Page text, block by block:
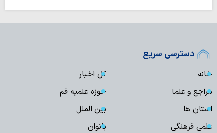
دسترسی سریع
خانه
کل اخبار
مراجع و علما
حوزه علمیه قم
استان ها
بین الملل
علمی فرهنگی
بانوان